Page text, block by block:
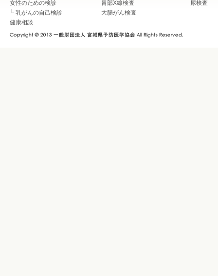
女性のための検診
└ 乳がんの自己検診
健康相談
胃部X線検査
尿検査
大腸がん検査